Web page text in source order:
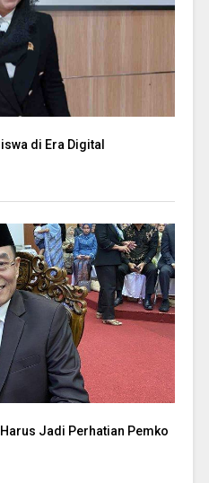
di Era Digital
Jadi Perhatian Pemko